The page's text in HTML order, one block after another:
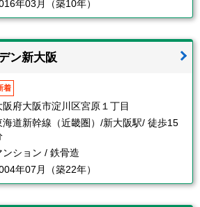
年03月（築10年）
ン新大阪
着
阪府大阪市淀川区宮原１丁目
海道新幹線（近畿圏）/新大阪駅/ 徒歩15
ンション / 鉄骨造
年07月（築22年）